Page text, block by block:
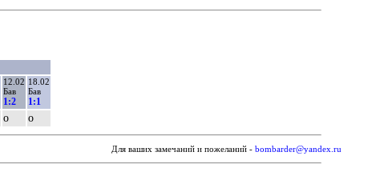
12.02
Бав
1:2
18.02
Бав
1:1
о о
Для ваших замечаний и пожеланий - bombarder@yandex.ru